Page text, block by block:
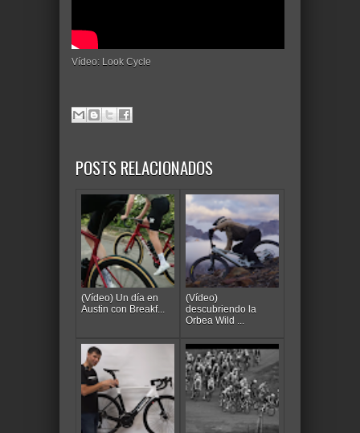
Vídeo: Look Cycle
POSTS RELACIONADOS
(Vídeo) Un día en
Austin con Breakf...
(Vídeo)
descubriendo la
Orbea Wild ...